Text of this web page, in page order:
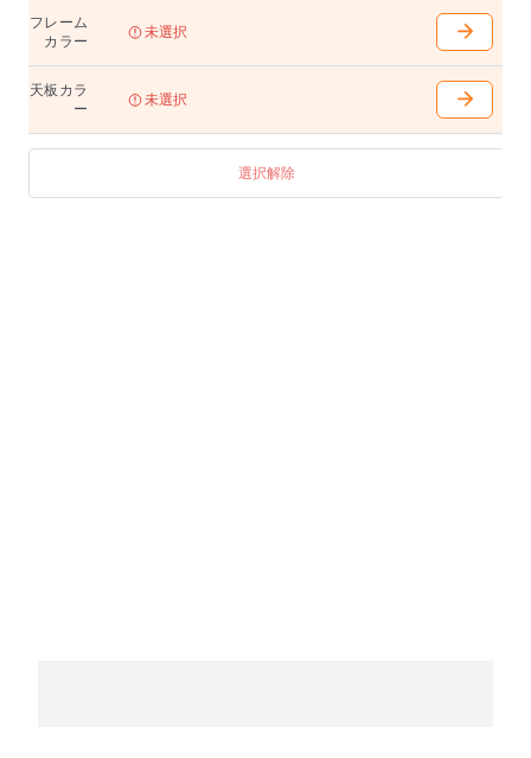
フレーム
カラー
未選択
天板カラ
ー
未選択
選択解除